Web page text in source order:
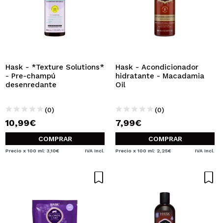
Hask - *Texture Solutions*
- Pre-champú
desenredante
(0)
10,99€
COMPRAR
Precio x 100 ml: 3,10€ IVA Incl.
Hask - Acondicionador
hidratante - Macadamia
Oil
(0)
7,99€
COMPRAR
Precio x 100 ml: 2,25€ IVA Incl.